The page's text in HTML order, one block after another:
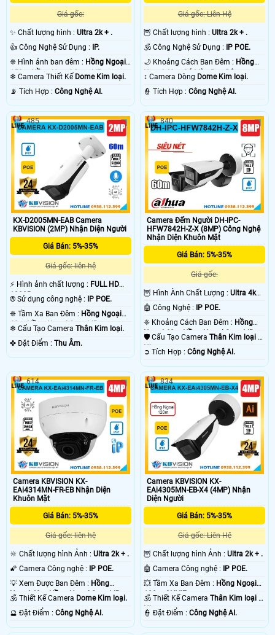
Giá gốc:
✨ Chất lượng hình : Ultra 2k + .
👍 Công Nghệ Sử Dụng :
IP.
❈ Hình ảnh ban đêm : Hồng Ngoại
150m Hồng Ngoại Smart IR.
❄ Camera Thiết Kế Dome Kim loại.
️📡 Tích Hợp : Công Nghệ AI.
Giá gốc: Liên Hệ
🦉 Chất lượng hình :Ultra 2k + .
🕉️ Công Nghệ Sử Dụng :
IP POE.
🌙 Khoảng Cách Ban Đêm : Hồng
Ngoại 40m Có Màu Ban Ðêm.
↕️ Camera Dòng Dome Kim loại.
️👮 Tích Hợp :Công Nghệ AI.
KX-D2005MN-EAB Camera
KBVISION (2MP) Nhận Diện Người
Giá Bán: 5%-35%
Giá gốc: liên hệ
️⚡ Hình ảnh chất lượng : FULL HD
1080P .
®️ Sử dụng công nghệ :
IP POE.
❈ Tầm Xa Ban Đêm : Hồng Ngoại
60m Hồng Ngoại Smart IR.
❄ Cấu Tạo Camera Thân Kim loại.
️✤ Đặt Điểm : Thu Âm.
485
Camera Đếm Người DH-IPC-
HFW7842H-Z-X (8MP) Công Nghệ
Nhận Diện Khuôn Mặt
Giá Bán: 5%-35%
Giá gốc:
🦉 Hình Ành Chất Lượng :Ultra 4k
👍🏾 .
🤖️ Công Nghệ :
IP POE.
❈ Khoảng Cách Ban Đêm : Hồng
Ngoại 60m Hồng Ngoại Smart IR.
🛡 Cấu Tạo CameraThân Kim loại +
Nhựa.
️➲ Tích Hợp :Công Nghệ AI.
840
Camera KBVISION KX-
EAi4314MN-FR-EB Nhận Diện
Khuôn Mặt
Giá Bán: 5%-35%
Giá gốc: liên hệ
🔆 Chất lượng hình Ảnh : Ultra 2k + .
🌠 Camera Công nghệ : IP POE.
💡 Xem Được Ban Đêm : Hồng
Ngoại 40m Hồng Ngoại Smart IR.
🕉️ Thiết Kế Camera Dome Kim loại.
️🔮 Đặt Điểm : Công Nghệ AI.
614
Camera KBVISION KX-
EAi4305MN-EB-X4 (4MP) Nhận
Diện Người
Giá Bán: 5%-35%
Giá gốc: Liên Hệ
🦉 Chất lượng hình Ảnh :Ultra 2k + .
🤖️ Camera Công nghệ : IP POE.
💥 Tầm Xa Ban Đêm : Hồng Ngoại
120m ONVIF.
🕉️ Thiết Kế CameraThân Kim loại +
Nhựa.
️👮 Đặt Điểm :Công Nghệ AI.
834